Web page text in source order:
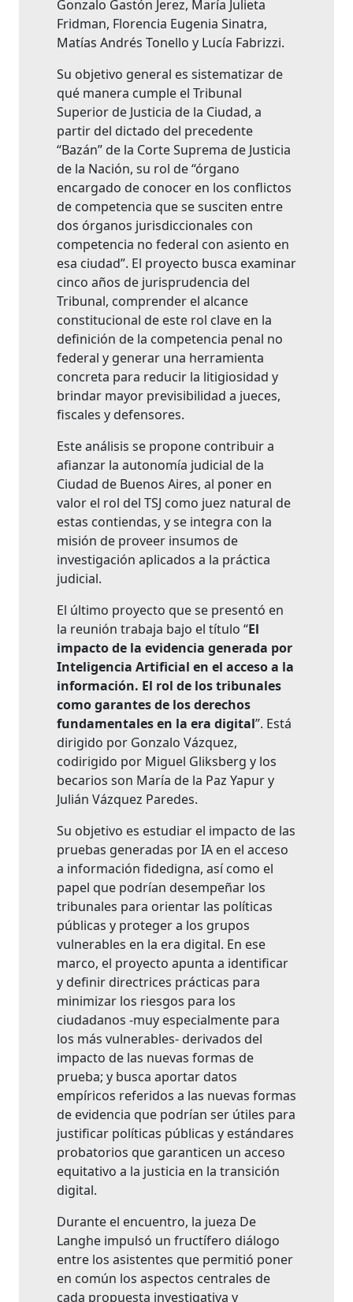
Gonzalo Gastón Jerez, María Julieta
Fridman, Florencia Eugenia Sinatra,
Matías Andrés Tonello y Lucía Fabrizzi.
Su objetivo general es sistematizar de
qué manera cumple el Tribunal
Superior de Justicia de la Ciudad, a
partir del dictado del precedente
“Bazán” de la Corte Suprema de Justicia
de la Nación, su rol de “órgano
encargado de conocer en los conflictos
de competencia que se susciten entre
dos órganos jurisdiccionales con
competencia no federal con asiento en
esa ciudad”. El proyecto busca examinar
cinco años de jurisprudencia del
Tribunal, comprender el alcance
constitucional de este rol clave en la
definición de la competencia penal no
federal y generar una herramienta
concreta para reducir la litigiosidad y
brindar mayor previsibilidad a jueces,
fiscales y defensores.
Este análisis se propone contribuir a
afianzar la autonomía judicial de la
Ciudad de Buenos Aires, al poner en
valor el rol del TSJ como juez natural de
estas contiendas, y se integra con la
misión de proveer insumos de
investigación aplicados a la práctica
judicial.
El último proyecto que se presentó en
la reunión trabaja bajo el título “El
impacto de la evidencia generada por
Inteligencia Artificial en el acceso a la
información. El rol de los tribunales
como garantes de los derechos
fundamentales en la era digital”. Está
dirigido por Gonzalo Vázquez,
codirigido por Miguel Gliksberg y los
becarios son María de la Paz Yapur y
Julián Vázquez Paredes.
Su objetivo es estudiar el impacto de las
pruebas generadas por IA en el acceso
a información fidedigna, así como el
papel que podrían desempeñar los
tribunales para orientar las políticas
públicas y proteger a los grupos
vulnerables en la era digital. En ese
marco, el proyecto apunta a identificar
y definir directrices prácticas para
minimizar los riesgos para los
ciudadanos -muy especialmente para
los más vulnerables- derivados del
impacto de las nuevas formas de
prueba; y busca aportar datos
empíricos referidos a las nuevas formas
de evidencia que podrían ser útiles para
justificar políticas públicas y estándares
probatorios que garanticen un acceso
equitativo a la justicia en la transición
digital.
Durante el encuentro, la jueza De
Langhe impulsó un fructífero diálogo
entre los asistentes que permitió poner
en común los aspectos centrales de
cada propuesta investigativa y